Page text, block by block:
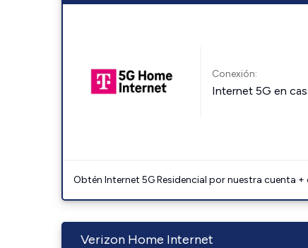
Conexión:
Internet 5G en
Obtén Internet 5G Residencial por nuestra cuenta
Verizon Home Internet